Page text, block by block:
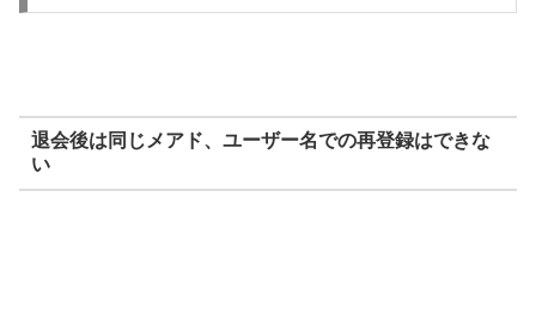
退会後は同じメアド、ユーザー名での再登録はできな
い